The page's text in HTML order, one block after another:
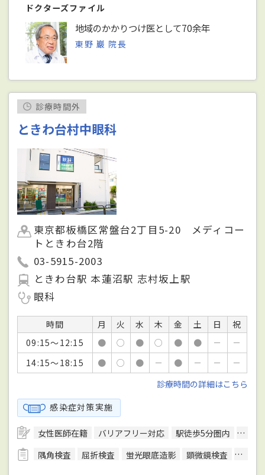
ドクターズファイル
地域のかかりつけ医として70余年
東野 巖 院長
診療時間外
ときわ台村中眼科
東京都板橋区常盤台2丁目5-20 メディコー
トときわ台2階
03-5915-2003
ときわ台駅 本蓮沼駅 志村坂上駅
眼科
時間 月 火 水 木 金 土 日
祝
09:15～12:15
● ○ ● ○ ● ● －
－
14:15～18:15
● ○ ● － ● － －
－
診療時間の詳細はこちら
感染症対策実施
女性医師在籍 バリアフリー対応 駅徒歩5分圏内
予約可
隅角検査
屈折検査 蛍光眼底造影 顕微鏡検査 光干